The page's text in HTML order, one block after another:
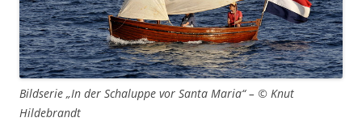
Bildserie „In der Schaluppe vor Santa Maria“ – © Knut
Hildebrandt